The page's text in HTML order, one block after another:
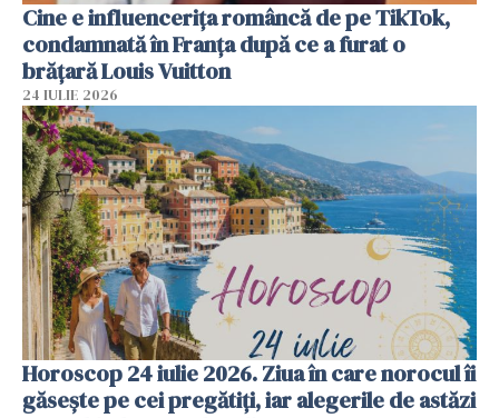
Cine e influencerița româncă de pe TikTok,
condamnată în Franța după ce a furat o
brățară Louis Vuitton
24 IULIE 2026
Horoscop 24 iulie 2026. Ziua în care norocul îi
găsește pe cei pregătiți, iar alegerile de astăzi